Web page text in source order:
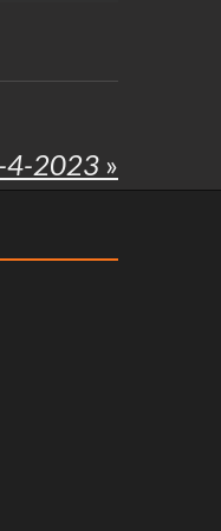
4-2023 »